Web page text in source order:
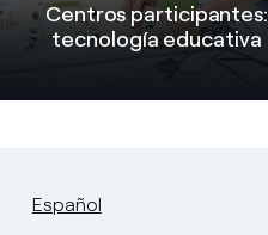
Centros participantes:
tecnología educativa
Español